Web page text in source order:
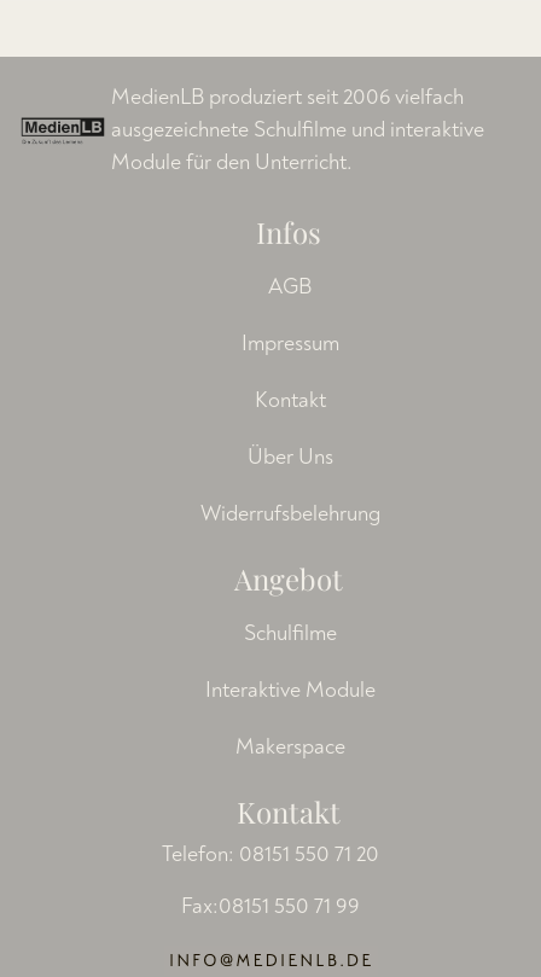
MedienLB produziert seit 2006 vielfach
ausgezeichnete Schulfilme und interaktive
Module für den Unterricht.
Infos
AGB
Impressum
Kontakt
Über Uns
Widerrufsbelehrung
Angebot
Schulfilme
Interaktive Module
Makerspace
Kontakt
Telefon: 08151 550 71 20
Fax:08151 550 71 99